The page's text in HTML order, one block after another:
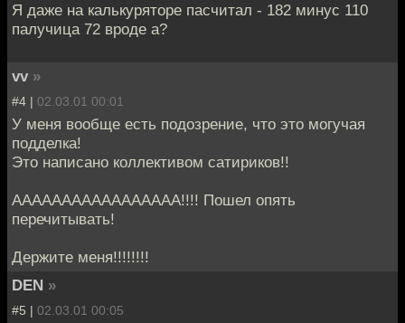
Я даже на калькуряторе пасчитал - 182 минус 110
палучица 72 вроде а?
vv »
#4 | 02.03.01 00:01
У меня вообще есть подозрение, что это могучая
подделка!
Это написано коллективом сатириков!!
ААААААААААААААААА!!!! Пошел опять
перечитывать!
Держите меня!!!!!!!!
DEN »
#5 | 02.03.01 00:05